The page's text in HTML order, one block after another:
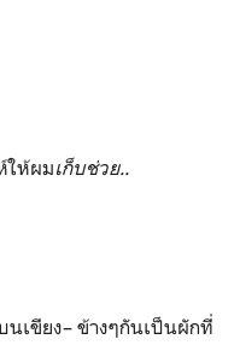
ให้ผมเก็บช่วย..
นเขียง– ข้างๆกันเป็นผักที่